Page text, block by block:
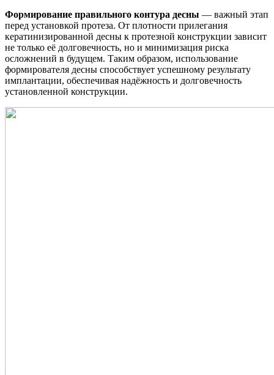
Формирование правильного контура десны — важный этап
перед установкой протеза. От плотности прилегания
кератинизированной десны к протезной конструкции зависит
не только её долговечность, но и минимизация риска
осложнений в будущем. Таким образом, использование
формирователя десны способствует успешному результату
имплантации, обеспечивая надёжность и долговечность
установленной конструкции.